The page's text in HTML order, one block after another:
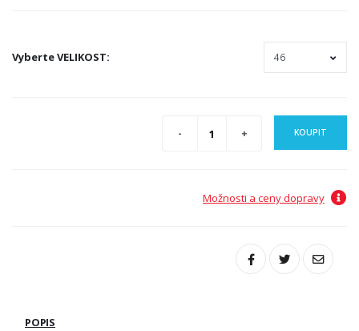
VyberteVELIKOST:
KOUPIT
Možnosti a ceny dopravy
POPIS